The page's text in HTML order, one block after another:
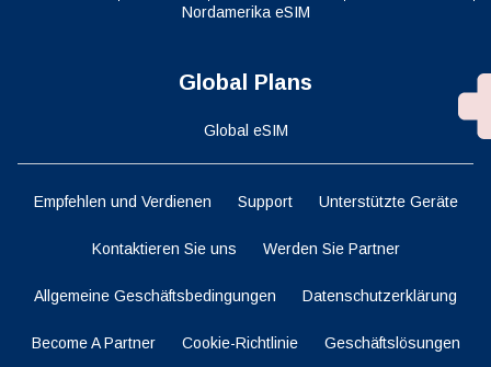
Nordamerika eSIM
Global Plans
Global eSIM
Empfehlen und Verdienen Support Unterstützte Geräte
Kontaktieren Sie uns Werden Sie Partner
Allgemeine Geschäftsbedingungen Datenschutzerklärung
Become A Partner Cookie-Richtlinie Geschäftslösungen